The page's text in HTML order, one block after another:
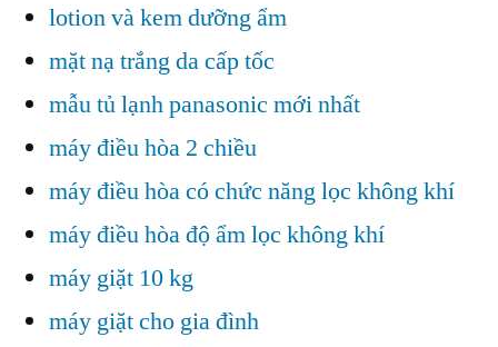
lotion và kem dưỡng ẩm
mặt nạ trắng da cấp tốc
mẫu tủ lạnh panasonic mới nhất
máy điều hòa 2 chiều
máy điều hòa có chức năng lọc không khí
máy điều hòa độ ẩm lọc không khí
máy giặt 10 kg
máy giặt cho gia đình